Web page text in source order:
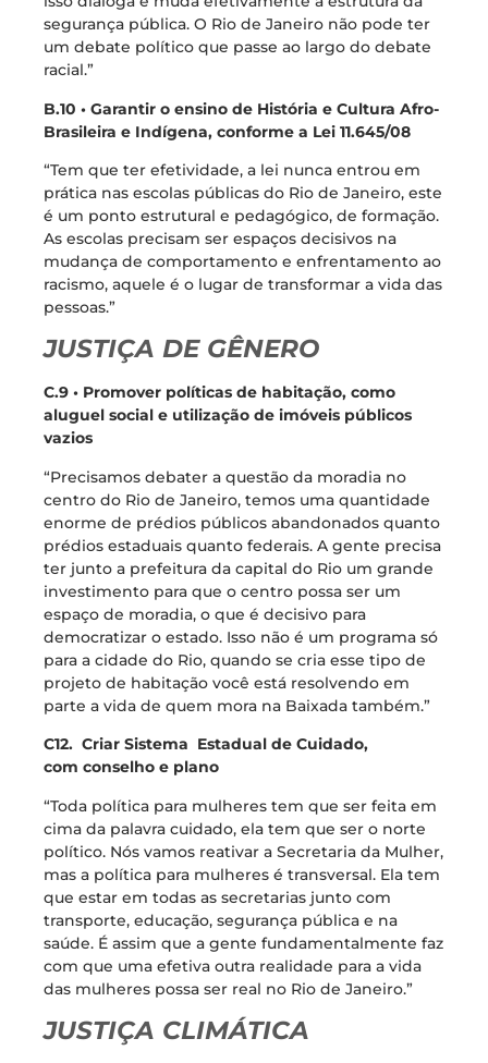
segurança pública. O Rio de Janeiro não pode ter
um debate político que passe ao largo do debate
racial.”
B.10 • Garantir o ensino de História e Cultura Afro-
Brasileira e Indígena, conforme a Lei 11.645/08
“Tem que ter efetividade, a lei nunca entrou em
prática nas escolas públicas do Rio de Janeiro, este
é um ponto estrutural e pedagógico, de formação.
As escolas precisam ser espaços decisivos na
mudança de comportamento e enfrentamento ao
racismo, aquele é o lugar de transformar a vida das
pessoas.”
JUSTIÇA DE GÊNERO
C.9 • Promover políticas de habitação, como
aluguel social e utilização de imóveis públicos
vazios
“Precisamos debater a questão da moradia no
centro do Rio de Janeiro, temos uma quantidade
enorme de prédios públicos abandonados quanto
prédios estaduais quanto federais. A gente precisa
ter junto a prefeitura da capital do Rio um grande
investimento para que o centro possa ser um
espaço de moradia, o que é decisivo para
democratizar o estado. Isso não é um programa só
para a cidade do Rio, quando se cria esse tipo de
projeto de habitação você está resolvendo em
parte a vida de quem mora na Baixada também.”
C12. Criar Sistema Estadual de Cuidado,
com conselho e plano
“Toda política para mulheres tem que ser feita em
cima da palavra cuidado, ela tem que ser o norte
político. Nós vamos reativar a Secretaria da Mulher,
mas a política para mulheres é transversal. Ela tem
que estar em todas as secretarias junto com
transporte, educação, segurança pública e na
saúde. É assim que a gente fundamentalmente faz
com que uma efetiva outra realidade para a vida
das mulheres possa ser real no Rio de Janeiro.”
JUSTIÇA CLIMÁTICA